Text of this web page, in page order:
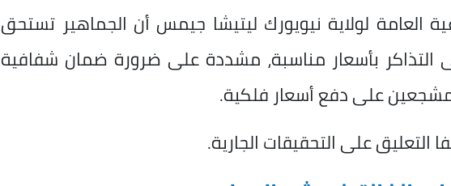
العامة لولاية نيويورك ليتيشا جيمس أن الجماهير تستحق
التذاكر بأسعار مناسبة، مشددة على ضرورة ضمان شفافية
على دفع أسعار فلكية.
التعليق على التحقيقات الجارية.